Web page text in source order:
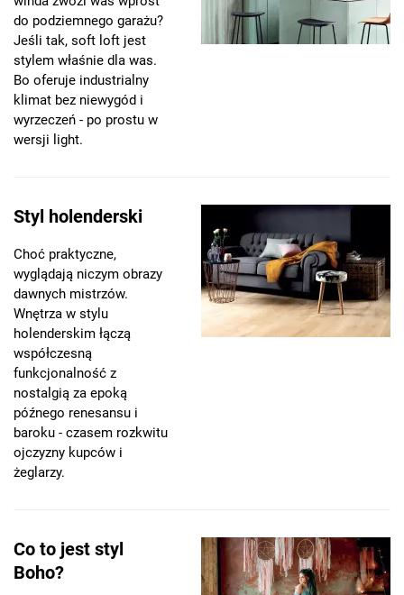
do podziemnego garażu?
Jeśli tak, soft loft jest
stylem właśnie dla was.
Bo oferuje industrialny
klimat bez niewygód i
wyrzeczeń - po prostu w
wersji light.
Styl holenderski
Choć praktyczne,
wyglądają niczym obrazy
dawnych mistrzów.
Wnętrza w stylu
holenderskim łączą
współczesną
funkcjonalność z
nostalgią za epoką
późnego renesansu i
baroku - czasem rozkwitu
ojczyzny kupców i
żeglarzy.
Co to jest styl
Boho?